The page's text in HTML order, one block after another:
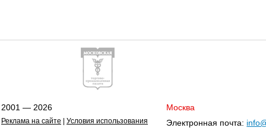
2001 — 2026
Реклама на сайте Условия использования
Москва
Электронная почта: